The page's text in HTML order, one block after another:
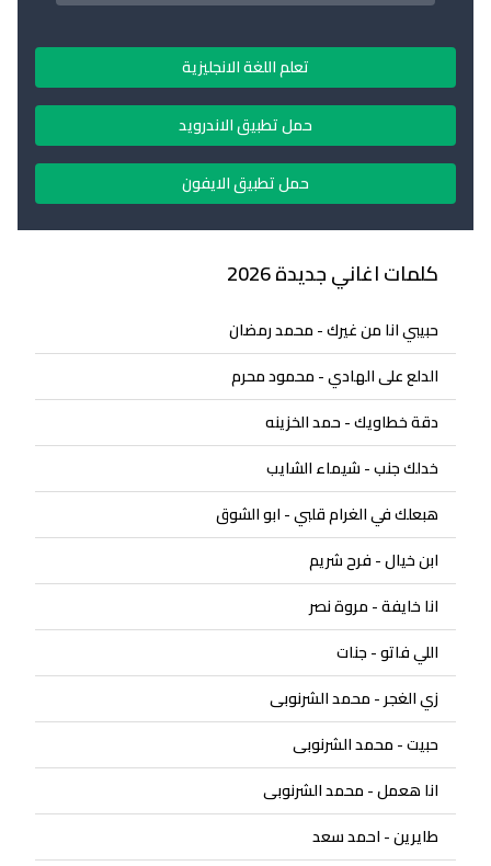
تعلم اللغة الانجليزية
حمل تطبيق الاندرويد
حمل تطبيق الايفون
كلمات اغاني جديدة 2026
حبيبي انا من غيرك - محمد رمضان
الدلع على الهادي - محمود محرم
دقة خطاويك - حمد الخزينه
خدلك جنب - شيماء الشايب
هبعلك في الغرام قلبي - ابو الشوق
ابن خيال - فرح شريم
انا خايفة - مروة نصر
اللي فاتو - جنات
زي الغجر - محمد الشرنوبى
حبيت - محمد الشرنوبى
انا هعمل - محمد الشرنوبى
طايرين - احمد سعد